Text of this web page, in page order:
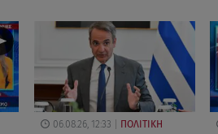
06.08.26, 12:33 ΠΟΛΙΤΙΚΗ